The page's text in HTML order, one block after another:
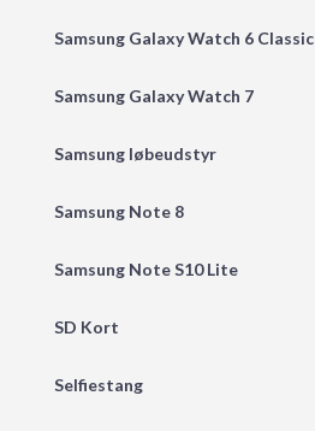
Samsung Galaxy Watch 6 Classic
Samsung Galaxy Watch 7
Samsung løbeudstyr
Samsung Note 8
Samsung Note S10 Lite
SD Kort
Selfiestang